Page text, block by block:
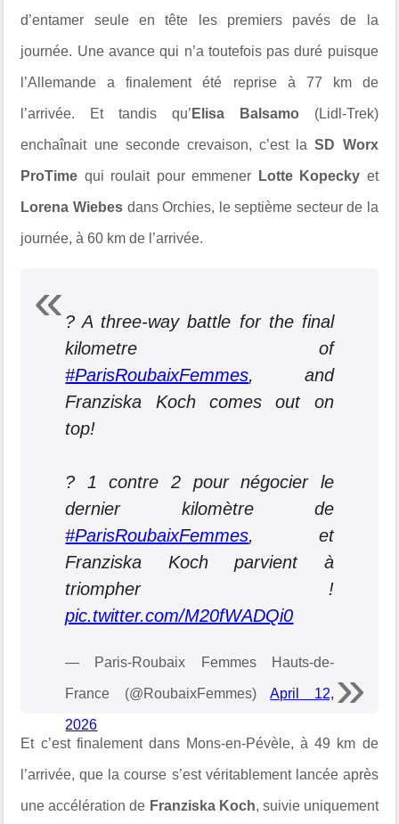
d’entamer seule en tête les premiers pavés de la
journée. Une avance qui n’a toutefois pas duré puisque
l’Allemande a finalement été reprise à 77 km de
l’arrivée. Et tandis qu’ Elisa Balsamo (Lidl-Trek)
enchaînait une seconde crevaison, c’est laSD Worx
ProTime qui roulait pour emmener Lotte Kopecky et
Lorena Wiebes dans Orchies, le septième secteur de la
journée, à 60 km de l’arrivée.
? A three-way battle for the final
kilometre of
#ParisRoubaixFemmes, and
Franziska Koch comes out on
top!
? 1 contre 2 pour négocier le
dernier kilomètre de
#ParisRoubaixFemmes, et
Franziska Koch parvient à
triompher !
pic.twitter.com/M20fWADQi0
— Paris-Roubaix Femmes Hauts-de-
France (@RoubaixFemmes)April 12,
2026
Et c’est finalement dans Mons-en-Pévèle, à 49 km de
l’arrivée, que la course s’est véritablement lancée après
une accélération de Franziska Koch, suivie uniquement